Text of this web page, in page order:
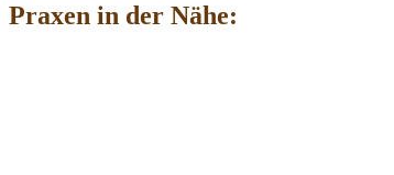
Praxen in der Nähe: